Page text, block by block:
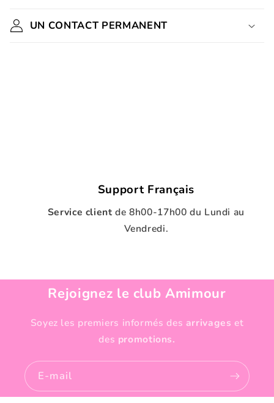
UN CONTACT PERMANENT
Support Français
Service clientde 8h00-17h00 du Lundi au
Vendredi.
Rejoignez le club Amimour
Soyez les premiers informés des arrivageset
des promotions.
E-mail